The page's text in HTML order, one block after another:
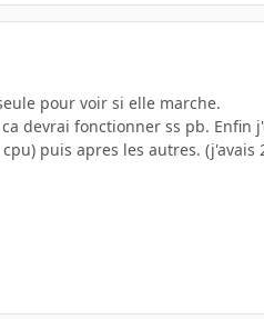
pour voir si elle marche.
devrai fonctionner ss pb. Enfin
puis apres les autres. (j'avais